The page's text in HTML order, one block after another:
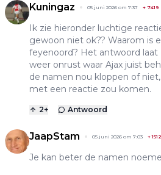
Kuningaz 05 juni 2026 om 7:37 + 7419
Ik zie hieronder luchtige
gewoon niet ok?? Waarom is
feyenoord? Het antwoord laat
weer onrust waar Ajax juist
de namen nou kloppen of
met een reactie zou komen.
2+ Antwoord
JaapStam 05 juni 2026 om 7:03 +
Je kan beter de namen